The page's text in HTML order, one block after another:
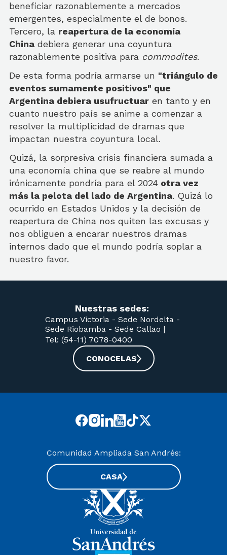
beneficiar razonablemente a mercados
emergentes, especialmente el de bonos.
Tercero, la reapertura de la economía
China debiera generar una coyuntura
razonablemente positiva para commodites.
De esta forma podría armarse un "triángulo de
eventos sumamente positivos" que
Argentina debiera usufructuar en tanto y en
cuanto nuestro país se anime a comenzar a
resolver la multiplicidad de dramas que
impactan nuestra coyuntura local.
Quizá, la sorpresiva crisis financiera sumada a
una economía china que se reabre al mundo
irónicamente pondría para el 2024 otra vez
más la pelota del lado de Argentina. Quizá lo
ocurrido en Estados Unidos y la decisión de
reapertura de China nos quiten las excusas y
nos obliguen a encarar nuestros dramas
internos dado que el mundo podría soplar a
nuestro favor.
Nuestras sedes:
Campus Victoria - Sede Nordelta -
Sede Riobamba - Sede Callao |
Tel: (54-11) 7078-0400
CONOCELAS
Comunidad Ampliada San Andrés:
CASA